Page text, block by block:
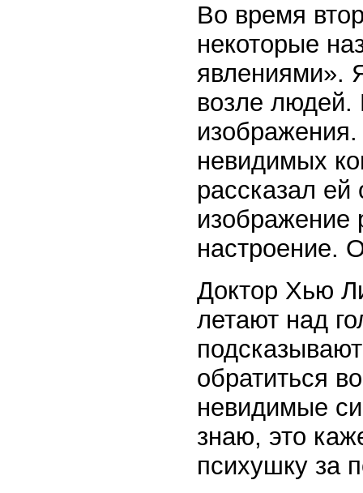
Во время
некоторые
явлениями».
возле людей.
невидимых
рассказал
изображение
настроение.
Доктор Хью
летают над
обратиться
невидимые
знаю, это
психушку за